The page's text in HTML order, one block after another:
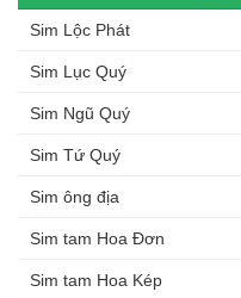
Sim Lộc Phát
Sim Lục Quý
Sim Ngũ Quý
Sim Tứ Quý
Sim ông địa
Sim tam Hoa Đơn
Sim tam Hoa Kép